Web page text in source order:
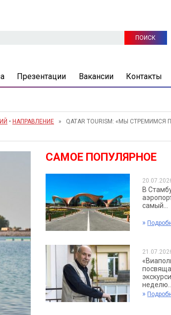
Презентации Вакансии Контакты
• НАПРАВЛЕНИЕ » QATAR TOURISM: «МЫ СТРЕМИМСЯ
САМОЕ ПОПУЛЯРНОЕ
В
самый...
»
неделю...
»